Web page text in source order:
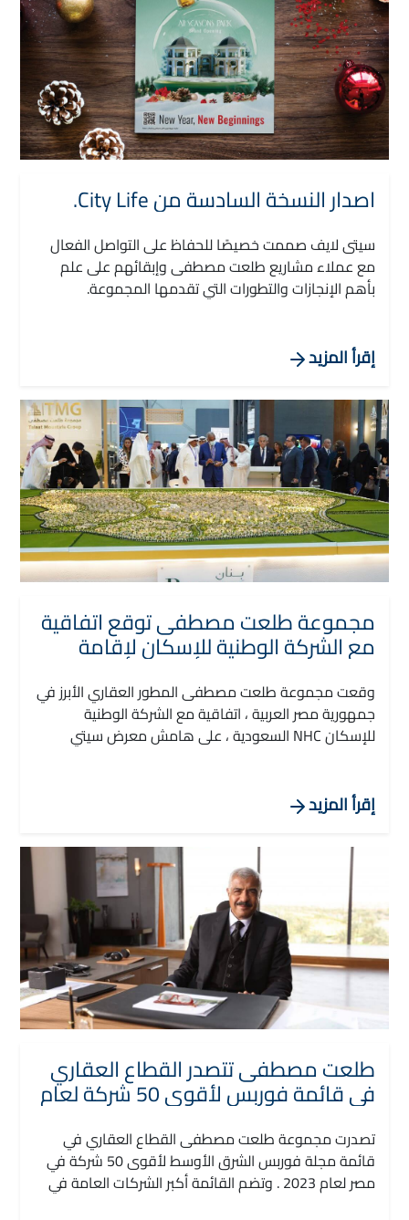
اصدار النسخة السادسة من City Life.
سيتى لايف صممت خصيصًا للحفاظ على التواصل الفعال
مع عملاء مشاريع طلعت مصطفى وإبقائهم على علم
بأهم الإنجازات والتطورات التي تقدمها المجموعة.
إقرأ المزيد
مجموعة طلعت مصطفى توقع اتفاقية
مع الشركة الوطنية للإسكان لإقامة
مدينة بجودة حياة مستدامة شرق
الرياض.
وقعت مجموعة طلعت مصطفى المطور العقاري الأبرز في
جمهورية مصر العربية ، اتفاقية مع الشركة الوطنية
للإسكان NHC السعودية ، على هامش معرض سيتي
مشروع مدينة سكنية ذكية متكاملة الخدمات ذات جودة
حياة مستدامة شرق العاصمة الرياض.
إقرأ المزيد
طلعت مصطفى تتصدر القطاع العقاري
في قائمة فوربس لأقوى 50 شركة لعام
2023
تصدرت مجموعة طلعت مصطفى القطاع العقاري في
قائمة مجلة فوربس الشرق الأوسط لأقوى 50 شركة في
مصر لعام 2023 . وتضم القائمة أكبر الشركات العامة في